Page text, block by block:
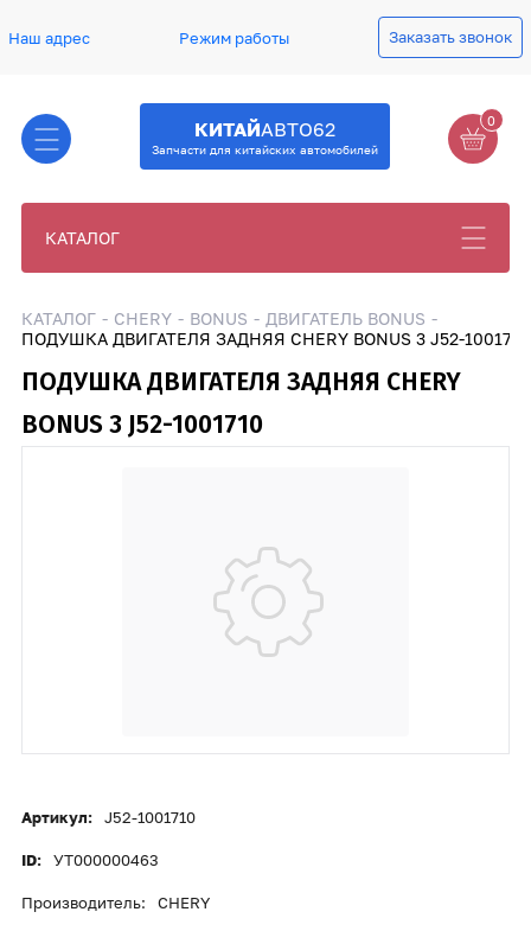
Наш адрес Режим работы Заказать звонок
КИТАЙАВТО62
Запчасти для китайских автомобилей
0
КАТАЛОГ
КАТАЛОГ CHERY BONUS
ДВИГАТЕЛЬ BONUS
ПОДУШКА ДВИГАТЕЛЯ ЗАДНЯЯ CHERY BONUS 3 J52-1001710
ПОДУШКА ДВИГАТЕЛЯ ЗАДНЯЯ CHERY
BONUS 3 J52-1001710
Артикул: J52-1001710
ID: УТ000000463
Производитель: CHERY